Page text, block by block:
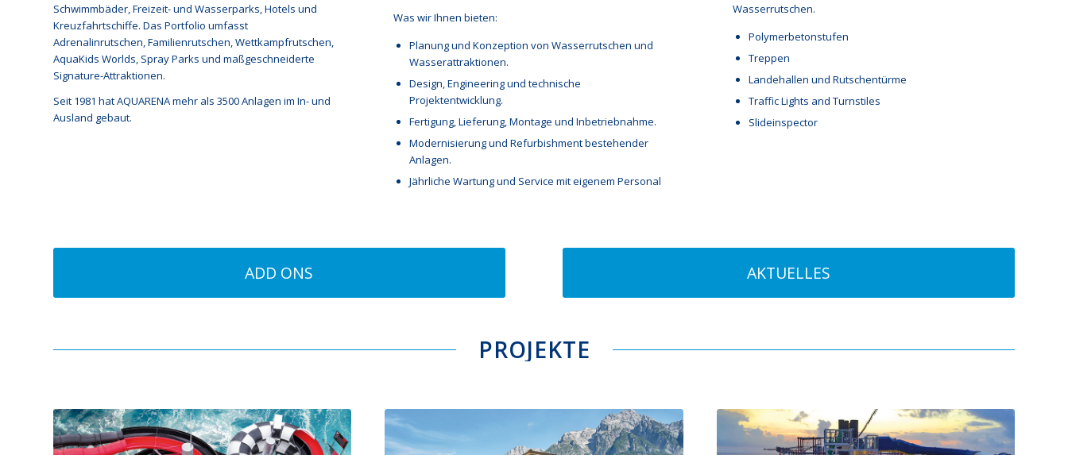
Schwimmbäder, Freizeit- und Wasserparks, Hotels und
Kreuzfahrtschiffe. Das Portfolio umfasst
Adrenalinrutschen, Familienrutschen, Wettkampfrutschen,
AquaKids Worlds, Spray Parks und maßgeschneiderte
Signature-Attraktionen.
Seit 1981 hat AQUARENA mehr als 3500 Anlagen im In- und
Ausland gebaut.
Was wir Ihnen bieten:
Planung und Konzeption von Wasserrutschen und
Wasserattraktionen.
Design, Engineering und technische
Projektentwicklung.
Fertigung, Lieferung, Montage und Inbetriebnahme.
Modernisierung und Refurbishment bestehender
Anlagen.
Jährliche Wartung und Service mit eigenem Personal
Wasserrutschen.
Polymerbetonstufen
Treppen
Landehallen und Rutschentürme
Traffic Lights and Turnstiles
Slideinspector
ADD ONS AKTUELLES
PROJEKTE